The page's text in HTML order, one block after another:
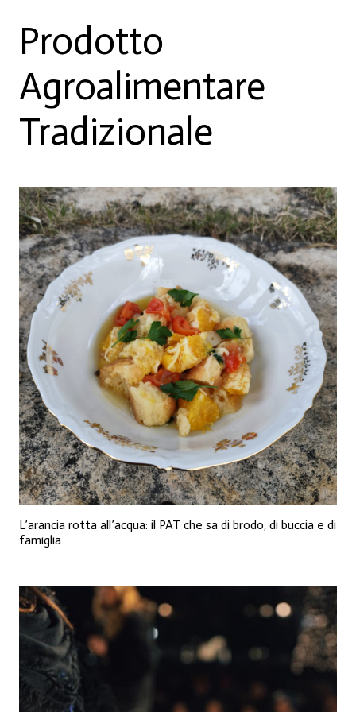
Prodotto
Agroalimentare
Tradizionale
L’arancia rotta all’acqua: il PAT che sa di brodo, di buccia e di
famiglia